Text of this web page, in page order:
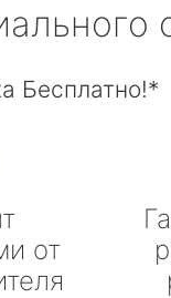
Бесплатно!*
от